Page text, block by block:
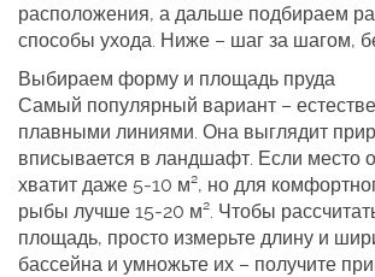
расположения, а дальше подбираем
способы ухода. Ниже – шаг за шагом,
Выбираем форму и площадь пруда
Самый популярный вариант –
плавными линиями. Она выглядит
вписывается в ландшафт. Если место
хватит даже 5‑10 м², но для
рыбы лучше 15‑20 м². Чтобы
площадь, просто измерьте длину и
бассейна и умножьте их – получите